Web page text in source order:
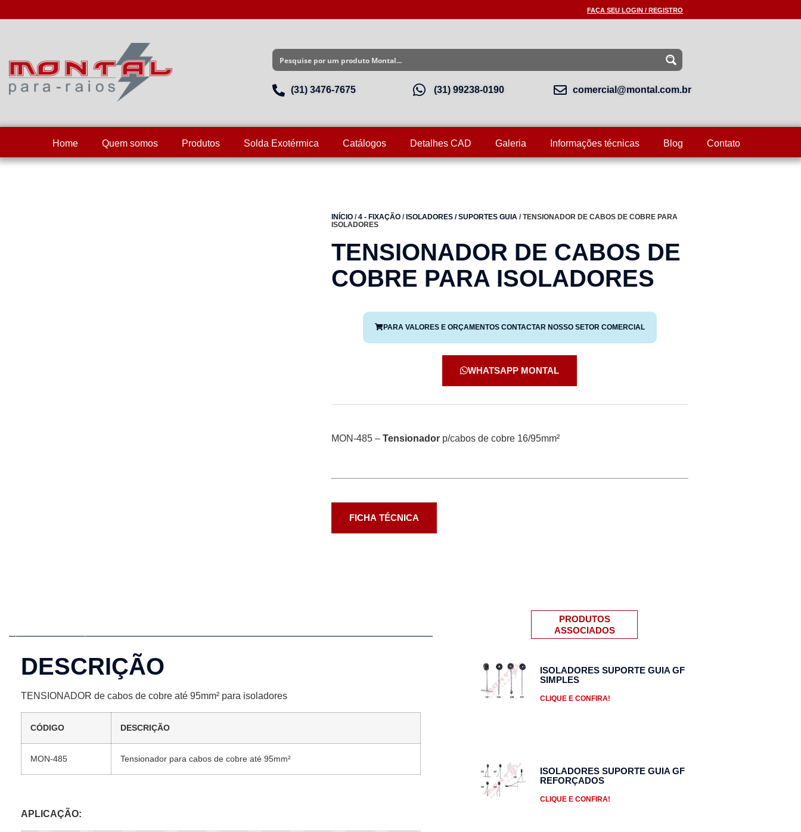
FAÇA SEU LOGIN / REGISTRO
(31) 3476-7675 (31) 99238-0190 comercial@montal.com.br
Home Quem somos Produtos Solda Exotérmica Catálogos Detalhes CAD Galeria Informações técnicas Blog Contato
INÍCIO /4 - FIXAÇÃO /ISOLADORES / SUPORTES GUIA / TENSIONADOR DE CABOS DE COBRE PARA
ISOLADORES
TENSIONADOR DE CABOS DE
COBRE PARA ISOLADORES
PARA VALORES E ORÇAMENTOS CONTACTAR NOSSO SETOR COMERCIAL
WHATSAPP MONTAL
MON-485 – Tensionador p/cabos de cobre 16/95mm²
FICHA TÉCNICA
DESCRIÇÃO
TENSIONADOR de cabos de cobre até 95mm² para isoladores
CÓDIGO DESCRIÇÃO
MON-485 Tensionador para cabos de cobre até 95mm²
APLICAÇÃO:
PRODUTOS
ASSOCIADOS
ISOLADORES SUPORTE GUIA GF
SIMPLES
CLIQUE E CONFIRA!
ISOLADORES SUPORTE GUIA GF
REFORÇADOS
CLIQUE E CONFIRA!